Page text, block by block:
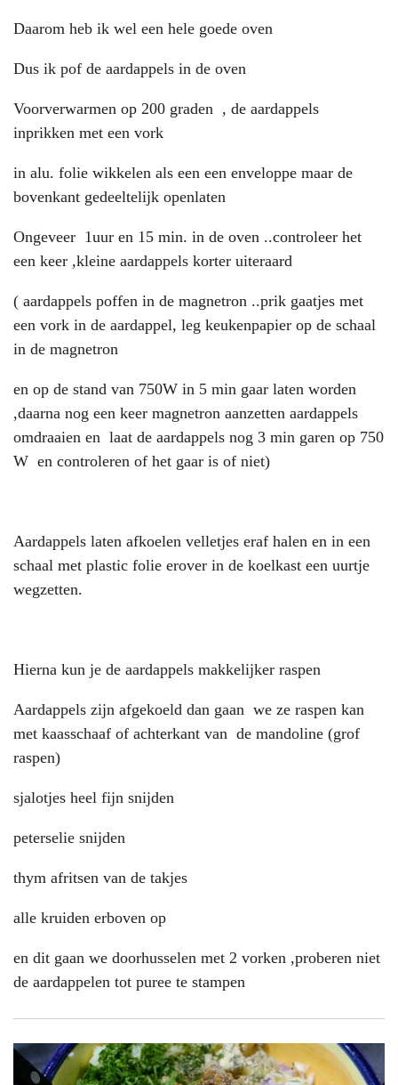
Daarom heb ik wel een hele goede oven
Dus ik pof de aardappels in de oven
Voorverwarmen op 200 graden , de aardappels
inprikken met een vork
in alu. folie wikkelen als een een enveloppe maar de
bovenkant gedeeltelijk openlaten
Ongeveer 1uur en 15 min. in de oven ..controleer het
een keer ,kleine aardappels korter uiteraard
( aardappels poffen in de magnetron ..prik gaatjes met
een vork in de aardappel, leg keukenpapier op de schaal
in de magnetron
en op de stand van 750W in 5 min gaar laten worden
,daarna nog een keer magnetron aanzetten aardappels
omdraaien en laat de aardappels nog 3 min garen op 750
W en controleren of het gaar is of niet)
Aardappels laten afkoelen velletjes eraf halen en in een
schaal met plastic folie erover in de koelkast een uurtje
wegzetten.
Hierna kun je de aardappels makkelijker raspen
Aardappels zijn afgekoeld dan gaan we ze raspen kan
met kaasschaaf of achterkant van de mandoline (grof
raspen)
sjalotjes heel fijn snijden
peterselie snijden
thym afritsen van de takjes
alle kruiden erboven op
en dit gaan we doorhusselen met 2 vorken ,proberen niet
de aardappelen tot puree te stampen